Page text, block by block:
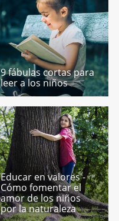
9 fábulas cortas para
leer a los niños
Educar en valores -
Cómo fomentar el
amor de los niños
por la naturaleza